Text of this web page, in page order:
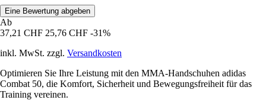
Eine Bewertung abgeben
Ab
37,21 CHF 25,76 CHF -31%
inkl. MwSt. zzgl. Versandkosten
Optimieren Sie Ihre Leistung mit den MMA-Handschuhen adidas
Combat 50, die Komfort, Sicherheit und Bewegungsfreiheit für das
Training vereinen.